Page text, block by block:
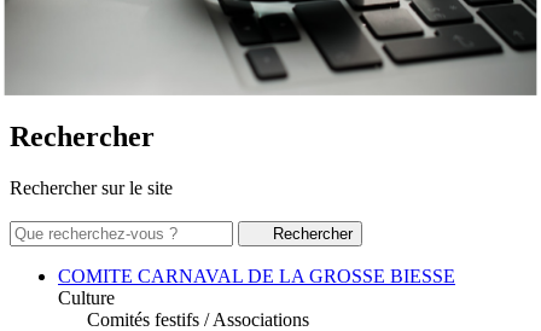
Rechercher
Rechercher sur le site
Rechercher
COMITE CARNAVAL DE LA GROSSE BIESSE
Culture
Comités festifs / Associations